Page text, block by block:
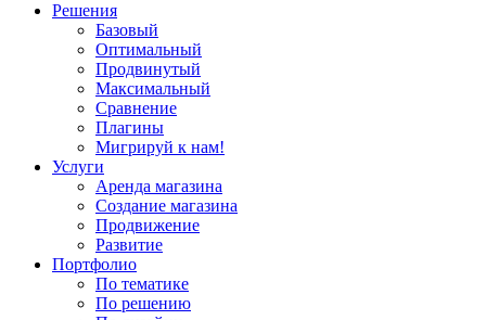
Решения
Базовый
Оптимальный
Продвинутый
Максимальный
Сравнение
Плагины
Мигрируй к нам!
Услуги
Аренда магазина
Создание магазина
Продвижение
Развитие
Портфолио
По тематике
По решению